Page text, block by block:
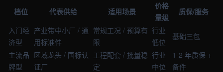
档位 代表供给 适用场景
价格
量级
质保/服务
入门经
济型
产业带中小厂 / 通
用标准件
常规工况 / 预算有
限
行业
低位
基础三包
主流品
牌型
区域龙头 / 国标认
证厂
工程配套 / 批量稳
定
行业
中位
1-2 年质保 +
备件